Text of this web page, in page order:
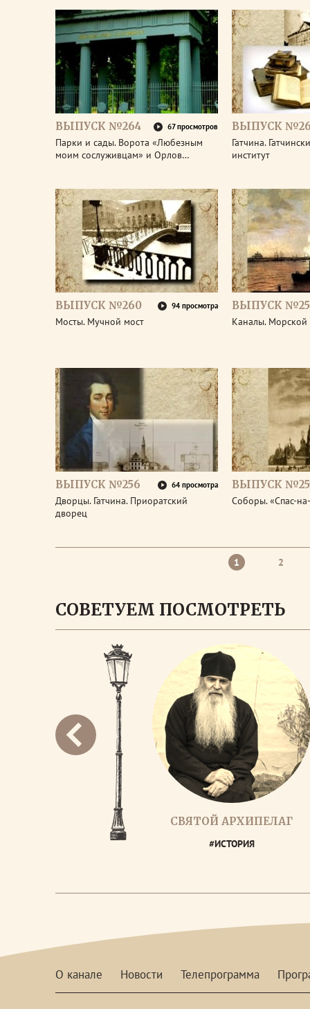
ВЫПУСК №264 67 просмотров
Парки и сады. Ворота «Любезным
моим сослуживцам» и Орлов…
ВЫПУСК
Гатчина.
институт
ВЫПУСК №260 94 просмотра
Мосты. Мучной мост
ВЫПУСК
Каналы. Морской
ВЫПУСК №256 64 просмотра
Дворцы. Гатчина. Приоратский
дворец
ВЫПУСК
Соборы. «Спас-
1 2
СОВЕТУЕМ ПОСМОТРЕТЬ
СВЯТОЙ АРХИПЕЛАГ
#ИСТОРИЯ
О канале Новости Телепрограмма